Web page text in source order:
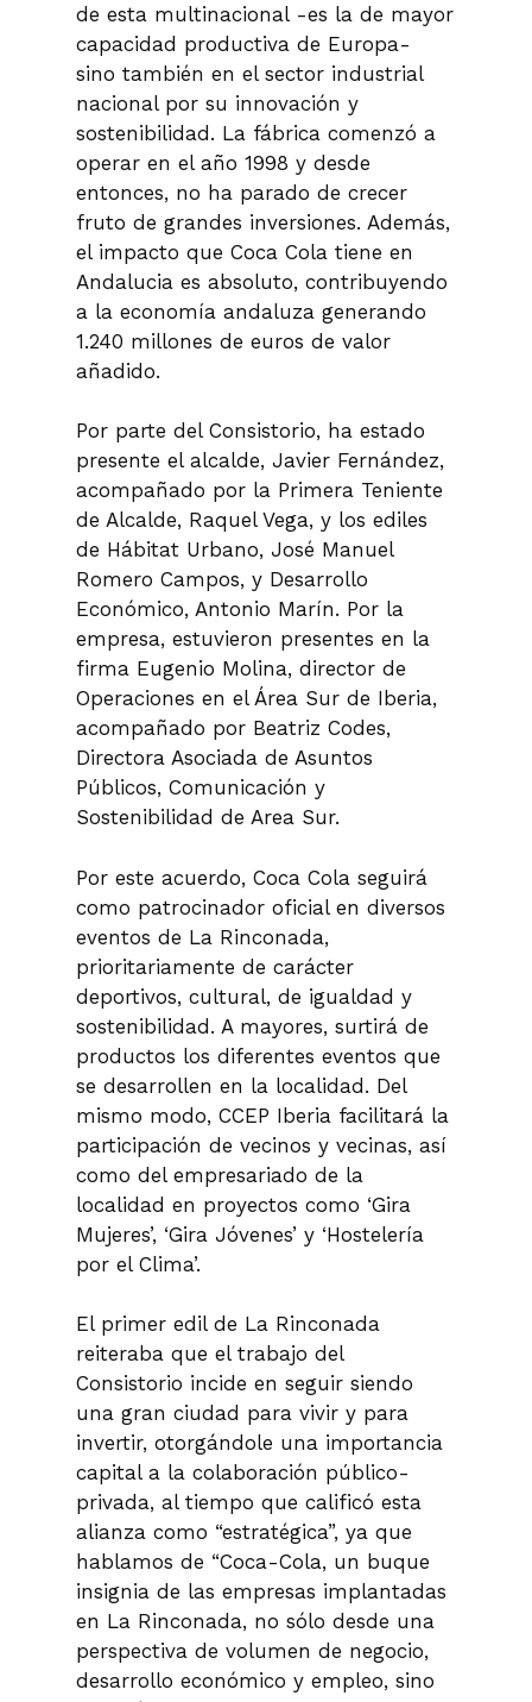
de esta multinacional -es la de mayor
capacidad productiva de Europa-
sino también en el sector industrial
nacional por su innovación y
sostenibilidad. La fábrica comenzó a
operar en el año 1998 y desde
entonces, no ha parado de crecer
fruto de grandes inversiones. Además,
el impacto que Coca Cola tiene en
Andalucia es absoluto, contribuyendo
a la economía andaluza generando
1.240 millones de euros de valor
añadido.
Por parte del Consistorio, ha estado
presente el alcalde, Javier Fernández,
acompañado por la Primera Teniente
de Alcalde, Raquel Vega, y los ediles
de Hábitat Urbano, José Manuel
Romero Campos, y Desarrollo
Económico, Antonio Marín. Por la
empresa, estuvieron presentes en la
firma Eugenio Molina, director de
Operaciones en el Área Sur de Iberia,
acompañado por Beatriz Codes,
Directora Asociada de Asuntos
Públicos, Comunicación y
Sostenibilidad de Area Sur.
Por este acuerdo, Coca Cola seguirá
como patrocinador oficial en diversos
eventos de La Rinconada,
prioritariamente de carácter
deportivos, cultural, de igualdad y
sostenibilidad. A mayores, surtirá de
productos los diferentes eventos que
se desarrollen en la localidad. Del
mismo modo, CCEP Iberia facilitará la
participación de vecinos y vecinas, así
como del empresariado de la
localidad en proyectos como ‘Gira
Mujeres’, ‘Gira Jóvenes’ y ‘Hostelería
por el Clima’.
El primer edil de La Rinconada
reiteraba que el trabajo del
Consistorio incide en seguir siendo
una gran ciudad para vivir y para
invertir, otorgándole una importancia
capital a la colaboración público-
privada, al tiempo que calificó esta
alianza como “estratégica”, ya que
hablamos de “Coca-Cola, un buque
insignia de las empresas implantadas
en La Rinconada, no sólo desde una
perspectiva de volumen de negocio,
desarrollo económico y empleo, sino